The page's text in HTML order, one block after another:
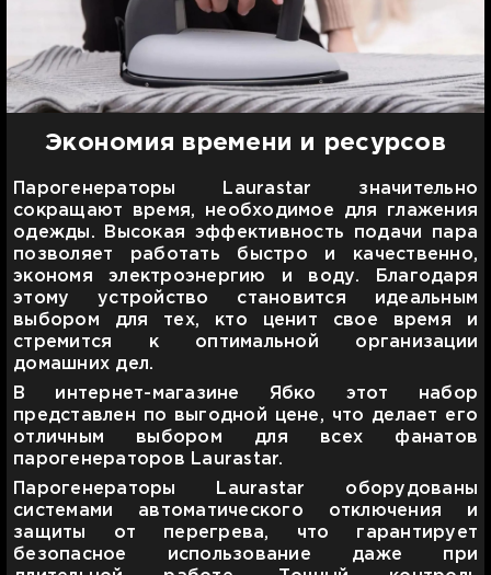
Экономия времени и ресурсов
Парогенераторы Laurastar значительно
сокращают время, необходимое для глажения
одежды. Высокая эффективность подачи пара
позволяет работать быстро и качественно,
экономя электроэнергию и воду. Благодаря
этому устройство становится идеальным
выбором для тех, кто ценит свое время и
стремится к оптимальной организации
домашних дел.
В интернет-магазине Ябко этот набор
представлен по выгодной цене, что делает его
отличным выбором для всех фанатов
парогенераторов Laurastar.
Парогенераторы Laurastar оборудованы
системами автоматического отключения и
защиты от перегрева, что гарантирует
безопасное использование даже при